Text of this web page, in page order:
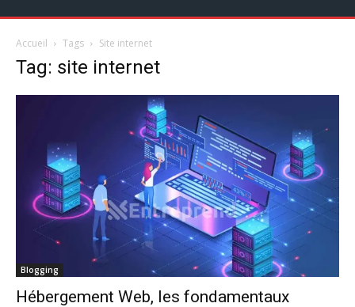
Accueil Tags Site internet
Tag: site internet
Blogging
Hébergement Web, les fondamentaux